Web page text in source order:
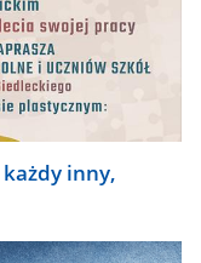
każdy inny,